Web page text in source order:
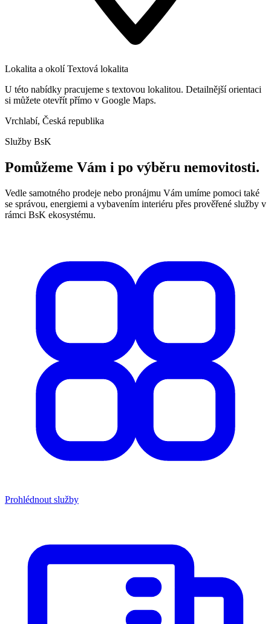
Lokalita a okolí Textová lokalita
U této nabídky pracujeme s textovou lokalitou. Detailnější orientaci
si můžete otevřít přímo v Google Maps.
Vrchlabí, Česká republika
Služby BsK
Pomůžeme Vám i po výběru nemovitosti.
Vedle samotného prodeje nebo pronájmu Vám umíme pomoci také
se správou, energiemi a vybavením interiéru přes prověřené služby v
rámci BsK ekosystému.
Prohlédnout služby